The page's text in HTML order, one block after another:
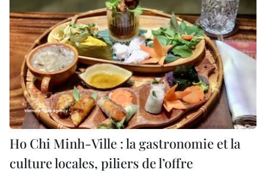
Ho Chi Minh-Ville : la gastronomie et la
culture locales, piliers de l’offre